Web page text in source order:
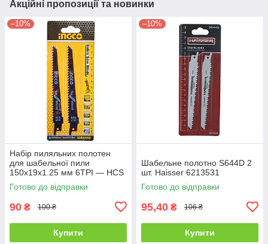
Акційні пропозиції та новинки
–10%
Набір пиляльних полотен
для шабельної пили
150х19х1.25 мм 6TPI — HCS
INGCO SSB644D
Готово до відправки
90 ₴ 100 ₴
Купити
–10%
Шабельне полотно S644D 2
шт. Haisser 6213531
Готово до відправки
95,40 ₴ 106 ₴
Купити